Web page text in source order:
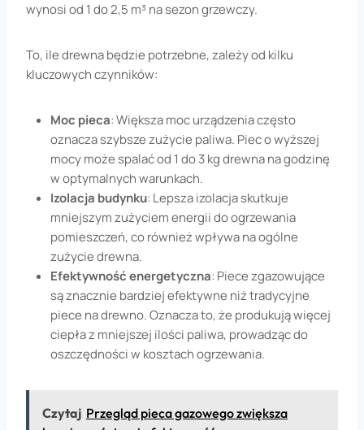
wynosi od 1 do 2,5 m³ na sezon grzewczy.
To, ile drewna będzie potrzebne, zależy od kilku
kluczowych czynników:
Moc pieca: Większa moc urządzenia często
oznacza szybsze zużycie paliwa. Piec o wyższej
mocy może spalać od 1 do 3 kg drewna na godzinę
w optymalnych warunkach.
Izolacja budynku: Lepsza izolacja skutkuje
mniejszym zużyciem energii do ogrzewania
pomieszczeń, co również wpływa na ogólne
zużycie drewna.
Efektywność energetyczna: Piece zgazowujące
są znacznie bardziej efektywne niż tradycyjne
piece na drewno. Oznacza to, że produkują więcej
ciepła z mniejszej ilości paliwa, prowadząc do
oszczędności w kosztach ogrzewania.
Czytaj Przegląd pieca gazowego zwiększa